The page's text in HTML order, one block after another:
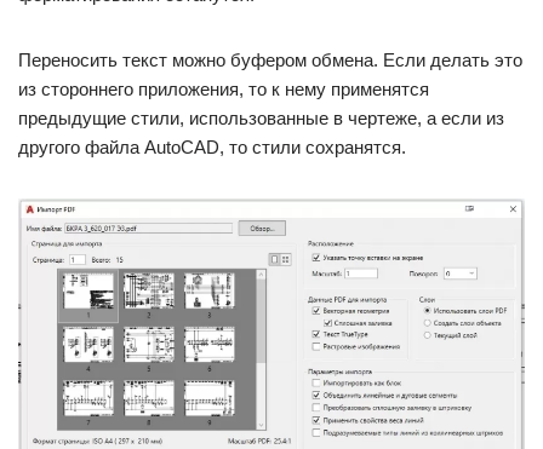
Переносить текст можно буфером обмена. Если делать это
из стороннего приложения, то к нему применятся
предыдущие стили, использованные в чертеже, а если из
другого файла AutoCAD, то стили сохранятся.